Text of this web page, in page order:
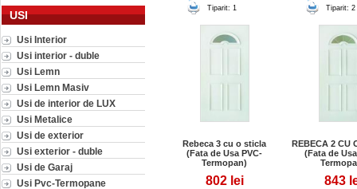
USI
Usi Interior
Usi interior - duble
Usi Lemn
Usi Lemn Masiv
Usi de interior de LUX
Usi Metalice
Usi de exterior
Usi exterior - duble
Usi de Garaj
Usi Pvc-Termopane
Tiparit: 1
Tiparit: 2
Rebeca 3 cu o sticla
(Fata de Usa PVC-
Termopan)
802 lei
REBECA 2 CU
(Fata de
843